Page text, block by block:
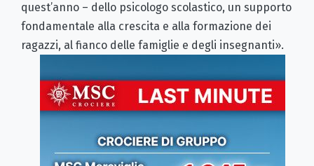
quest’anno – dello psicologo scolastico, un supporto
fondamentale alla crescita e alla formazione dei
ragazzi, al fianco delle famiglie e degli insegnanti».